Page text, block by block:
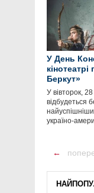
У День
Беркут»
У вівторок,
відбудеться
україно-
←